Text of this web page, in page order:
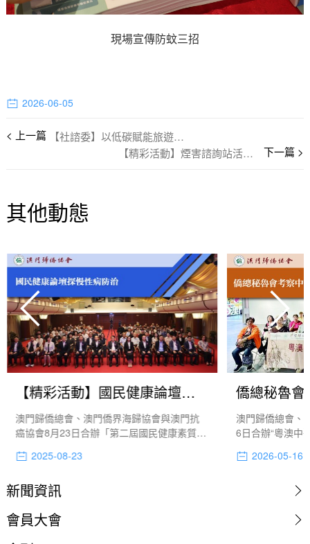
現場宣傳防蚊三招
2026-06-05
【社諮委】以低碳賦能旅遊發展 以綠色彰顯城市魅力的建議和回覆
【精彩活動】煙害諮詢站活動四千人次參與
其他動態
【精彩活動】國民健康論壇探慢性病防治
澳門歸僑總會、澳門僑界海歸協會與澳門抗
癌協會8月23日合辦「第二屆國民健康素質提
門」為主題，聚焦澳門城市發展進程中面臨
探討高血壓、糖尿病、心腦血管疾病以及癌
2025-08-23
僑總秘魯
澳門歸僑總會、
6日合辦“粵澳中
2026-05-16
新聞資訊
會員大會